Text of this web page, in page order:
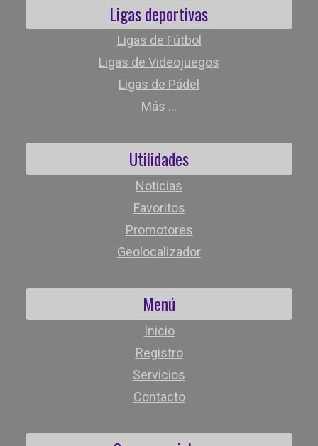
Ligas deportivas
Ligas de Fútbol
Ligas de Videojuegos
Ligas de Pádel
Más ...
Utilidades
Noticias
Favoritos
Promotores
Geolocalizador
Menú
Inicio
Registro
Servicios
Contacto